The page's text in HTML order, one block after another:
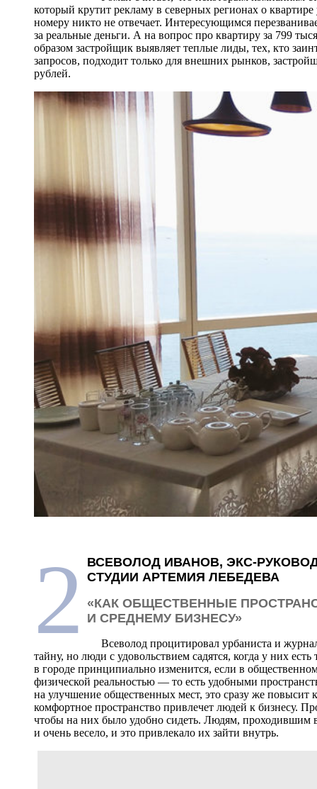
который крутит рекламу в северных регионах о
номеру никто не отвечает. Интересующимся
за реальные деньги. А на вопрос про квартиру за 799
образом застройщик выявляет теплые лиды, тех, кто
запросов, подходит только для внешних рынков,
рублей.
2
ВСЕВОЛОД ИВАНОВ, ЭКС-
СТУДИИ АРТЕМИЯ ЛЕБЕДЕВА
«КАК ОБЩЕСТВЕННЫЕ
И СРЕДНЕМУ БИЗНЕСУ»
Всеволод процитировал урбаниста и
тайну, но люди с удовольствием садятся, когда у них
в городе принципиально изменится, если в
физической реальностью — то есть удобными
на улучшение общественных мест, это сразу же повысит
комфортное пространство привлечет людей к бизнесу.
чтобы на них было удобно сидеть. Людям, проходившим
и очень весело, и это привлекало их зайти внутрь.